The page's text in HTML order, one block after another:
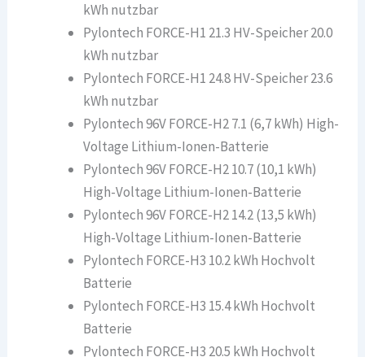
kWh nutzbar
Pylontech FORCE-H1 21.3 HV-Speicher 20.0
kWh nutzbar
Pylontech FORCE-H1 24.8 HV-Speicher 23.6
kWh nutzbar
Pylontech 96V FORCE-H2 7.1 (6,7 kWh) High-
Voltage Lithium-Ionen-Batterie
Pylontech 96V FORCE-H2 10.7 (10,1 kWh)
High-Voltage Lithium-Ionen-Batterie
Pylontech 96V FORCE-H2 14.2 (13,5 kWh)
High-Voltage Lithium-Ionen-Batterie
Pylontech FORCE-H3 10.2 kWh Hochvolt
Batterie
Pylontech FORCE-H3 15.4 kWh Hochvolt
Batterie
Pylontech FORCE-H3 20.5 kWh Hochvolt